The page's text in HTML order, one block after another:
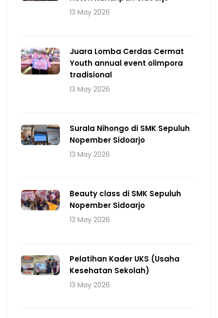
13 May 2026
Juara Lomba Cerdas Cermat
Youth annual event olimpora
tradisional
13 May 2026
Surala Nihongo di SMK Sepuluh
Nopember Sidoarjo
13 May 2026
Beauty class di SMK Sepuluh
Nopember Sidoarjo
13 May 2026
Pelatihan Kader UKS (Usaha
Kesehatan Sekolah)
13 May 2026